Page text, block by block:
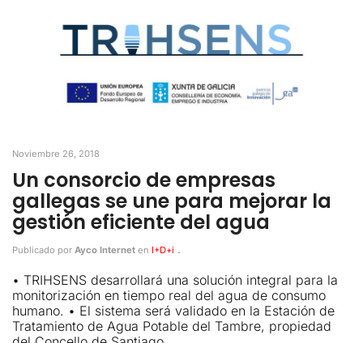
Noviembre 26, 2018
Un consorcio de empresas
gallegas se une para mejorar la
gestión eficiente del agua
Publicado por Ayco Internet en I+D+i .
• TRIHSENS desarrollará una solución integral para la
monitorización en tiempo real del agua de consumo
humano. • El sistema será validado en la Estación de
Tratamiento de Agua Potable del Tambre, propiedad